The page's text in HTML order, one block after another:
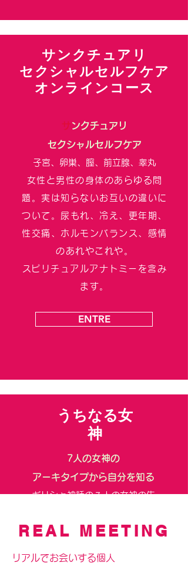
サンクチュアリ
​セクシャルセルフケア
​オンラインコース
​サンクチュアリ
セクシャルセルフケア
子宮、卵巣、膣、前立腺、睾丸
女性と男性の身体のあらゆる問
題。実は知らないお互いの違いに
ついて。尿もれ、冷え、更年期、
性交痛、ホルモンバランス、感情
のあれやこれや。
​スピリチュアルアナトミーを含み
ます。
ENTRE
​​うちなる女
神
7人の女神の
アーキタイプから自分を知る
ギリシャ神話の７人の女神の生
ーンに大きく影響しています。
Check it up !
REAL MEETING
​リアルでお会いする個人